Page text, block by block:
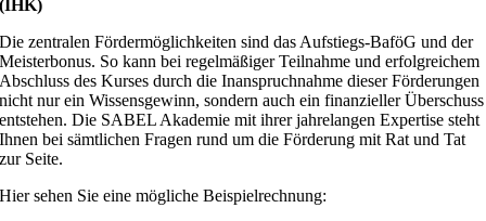
(IHK)
Die zentralen Fördermöglichkeiten sind das Aufstiegs-BaföG und der
Meisterbonus. So kann bei regelmäßiger Teilnahme und erfolgreichem
Abschluss des Kurses durch die Inanspruchnahme dieser Förderungen
nicht nur ein Wissensgewinn, sondern auch ein finanzieller Überschuss
entstehen. Die SABEL Akademie mit ihrer jahrelangen Expertise steht
Ihnen bei sämtlichen Fragen rund um die Förderung mit Rat und Tat
zur Seite.
Hier sehen Sie eine mögliche Beispielrechnung: